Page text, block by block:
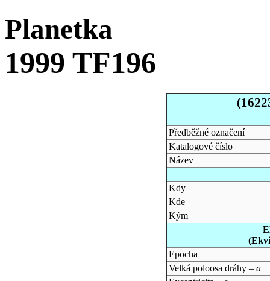
Planetka
1999 TF196
Předběžné označení
Katalogové číslo
Název
Kdy
Kde
Kým
Epocha
Velká poloosa dráhy – a